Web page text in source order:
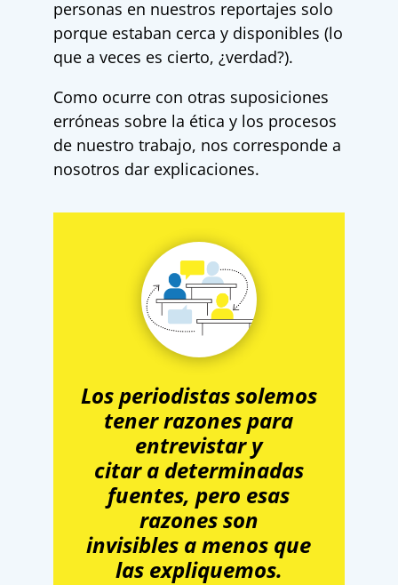
personas en nuestros reportajes solo
porque estaban cerca y disponibles (lo
que a veces es cierto, ¿verdad?).
Como ocurre con otras suposiciones
erróneas sobre la ética y los procesos
de nuestro trabajo, nos corresponde a
nosotros dar explicaciones.
Los periodistas solemos
tener razones para
entrevistar y
citar a determinadas
fuentes, pero esas
razones son
invisibles a menos que
las expliquemos.